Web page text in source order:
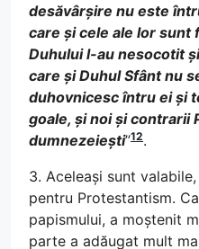
desăvârșire nu este
care și cele ale lor sunt
Duhului l-au nesocotit
care și Duhul Sfânt nu
duhovnicesc întru ei și
goale, și noi și contrarii
dumnezeiești”12.
3. Aceleași sunt
pentru Protestantism.
papismului, a moștenit
parte a adăugat mult